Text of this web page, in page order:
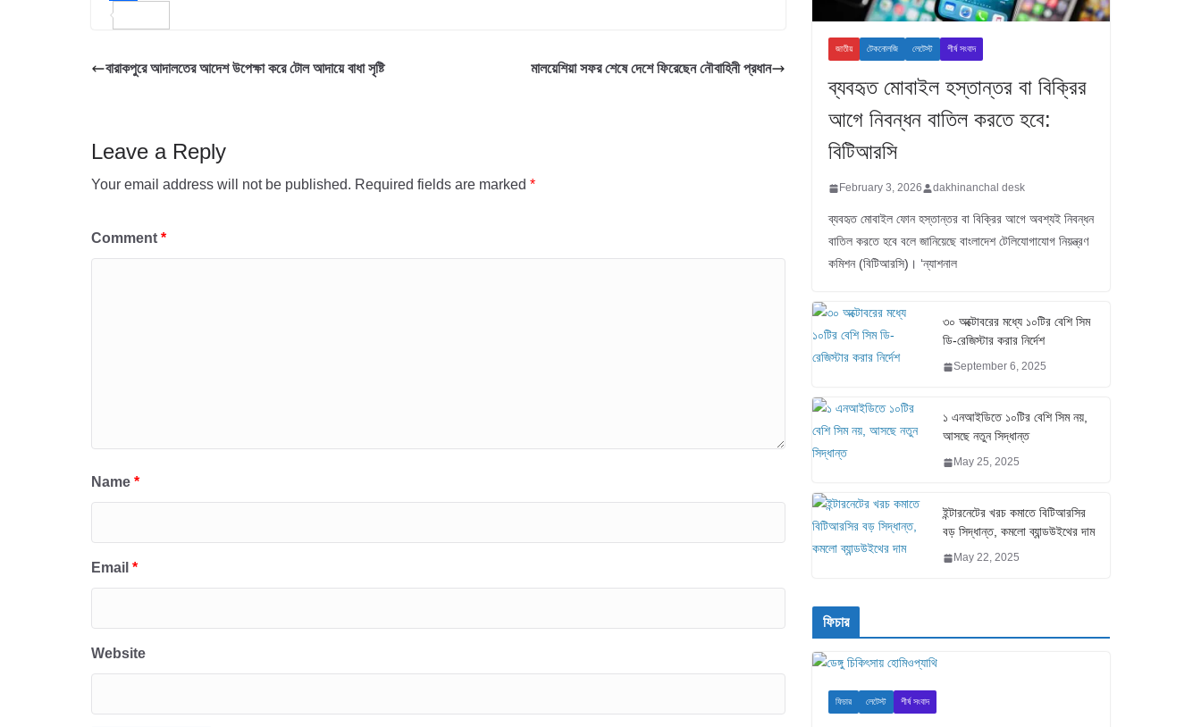
b
o
t
e
a
s
p
m
i
a
বারাকপুরে আদালতের আদেশ উপেক্ষা করে টোল আদায়ে বাধা সৃষ্টি মালয়েশিয়া সফর শেষে দেশে ফিরেছেন নৌবাহিনী প্রধান
Leave a Reply
Your email address will not be published. Required fields are marked *
Comment *
Name *
Email *
Website
জাতীয় টেকনোলজি লেটেস্ট শীর্ষ সংবাদ
ব্যবহৃত মোবাইল হস্তান্তর বা বিক্রির
আগে নিবন্ধন বাতিল করতে হবে:
বিটিআরসি
February 3, 2026 dakhinanchal desk
ব্যবহৃত মোবাইল ফোন হস্তান্তর বা বিক্রির আগে অবশ্যই নিবন্ধন
বাতিল করতে হবে বলে জানিয়েছে বাংলাদেশ টেলিযোগাযোগ নিয়ন্ত্রণ
কমিশন (বিটিআরসি)। ‘ন্যাশনাল
৩০ অক্টোবরের মধ্যে ১০টির বেশি সিম
ডি-রেজিস্টার করার নির্দেশ
September 6, 2025
১ এনআইডিতে ১০টির বেশি সিম নয়,
আসছে নতুন সিদ্ধান্ত
May 25, 2025
ইন্টারনেটের খরচ কমাতে বিটিআরসির
বড় সিদ্ধান্ত, কমলো ব্যান্ডউইথের দাম
May 22, 2025
ফিচার
ফিচার লেটেস্ট শীর্ষ সংবাদ